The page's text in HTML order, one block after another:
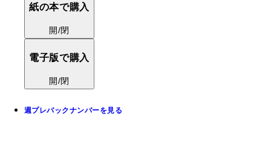
紙の本で購入
開/閉
電子版で購入
開/閉
週プレバックナンバーを見る